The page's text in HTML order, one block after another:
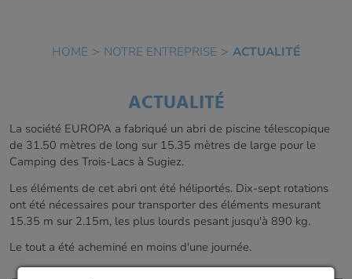
HOME NOTRE ENTREPRISE ACTUALITÉ
ACTUALITÉ
La société EUROPA a fabriqué un abri de piscine télescopique
de 31.50 mètres de long sur 15.35 mètres de large pour le
Camping des Trois-Lacs à Sugiez.
Les éléments de cet abri ont été héliportés. Dix-sept rotations
ont été nécessaires pour transporter des éléments mesurant
15.35 m sur 2.15m, les plus lourds pesant jusqu'à 890 kg.
Le tout a été acheminé en moins d'une journée.